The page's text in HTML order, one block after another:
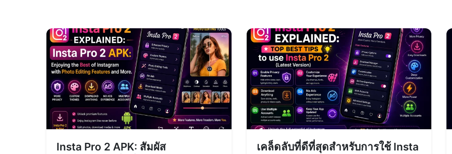
Insta Pro 2 APK: สัมผัส
เคล็ดลับที่ดีที่สุดสำหรับการใช้ Insta